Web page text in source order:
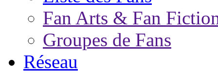
Fan Arts & Fan
Groupes de Fans
Réseau